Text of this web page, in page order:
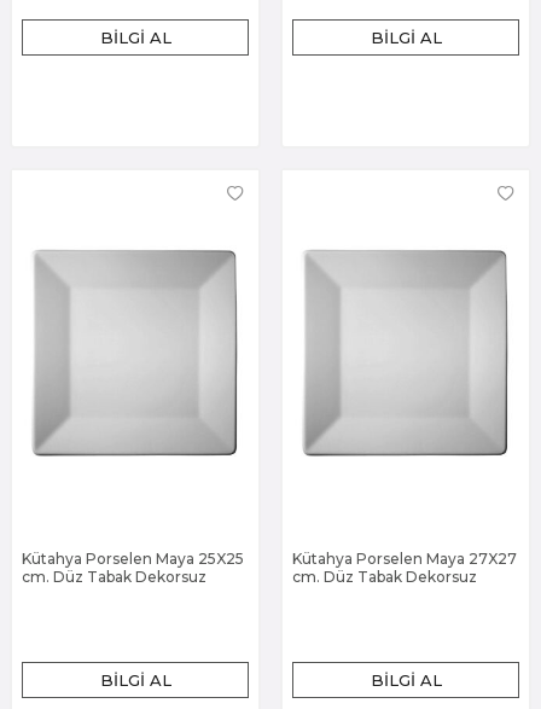
BILGI AL BILGI AL
Kütahya Porselen Maya 25X25
cm. Düz Tabak Dekorsuz
BILGI AL
Kütahya Porselen Maya 27X27
cm. Düz Tabak Dekorsuz
BILGI AL